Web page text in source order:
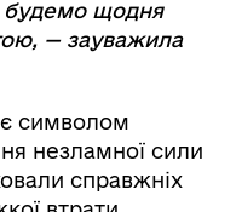
будемо щодня
— зауважила
символом
незламної сили
справжніх